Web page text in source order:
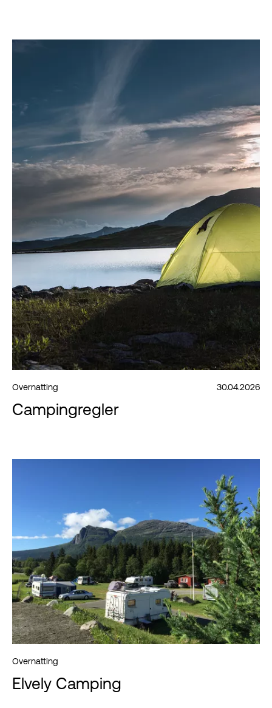
Overnatting 30.04.2026
Campingregler
Overnatting
Elvely Camping